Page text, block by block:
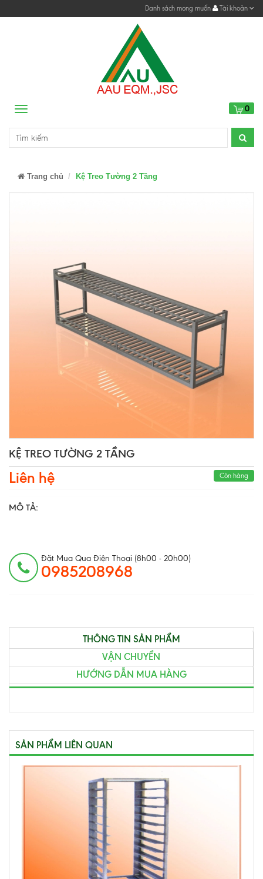
Danh sách mong muốn Tài khoản
Menu 0
Trang chủ Kệ Treo Tường 2 Tầng
KỆ TREO TƯỜNG 2 TẦNG
Liên hệ Còn hàng
MÔ TẢ:
Đặt Mua Qua Điện Thoại (8h00 - 20h00)
0985208968
THÔNG TIN SẢN PHẨM
VẬN CHUYỂN
HƯỚNG DẪN MUA HÀNG
SẢN PHẨM LIÊN QUAN